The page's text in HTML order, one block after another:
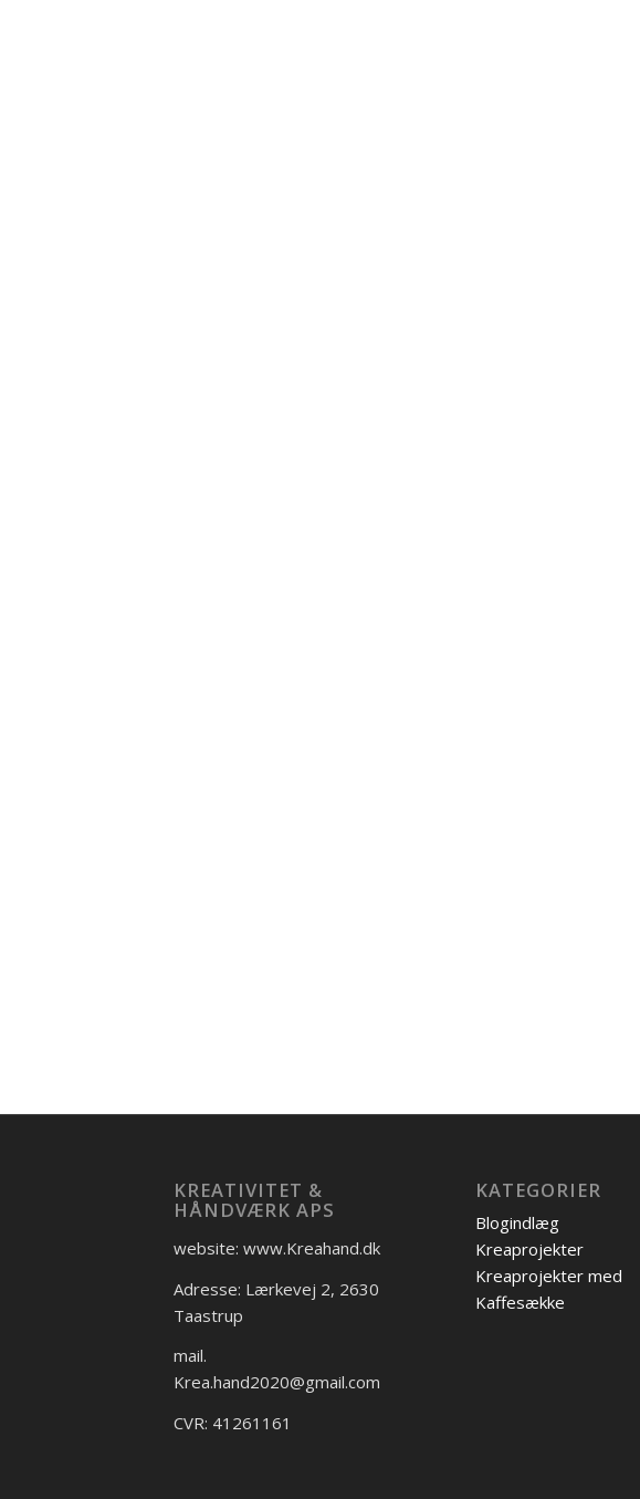
KREATIVITET &
HÅNDVÆRK APS
website: www.Kreahand.dk
Adresse: Lærkevej 2, 2630
Taastrup
mail.
Krea.hand2020@gmail.com
CVR: 41261161
KATEGORIER
Blogindlæg
Kreaprojekter
Kreaprojekter med
Kaffesække